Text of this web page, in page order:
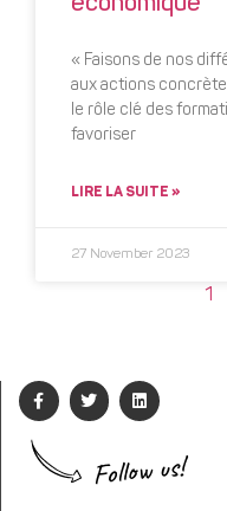
« Faisons de nos
aux actions
le rôle clé des
favoriser
LIRE LA SUITE »
27 November 2023
1
Follow us!